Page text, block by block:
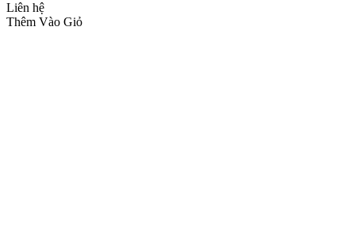
Liên hệ
Thêm Vào Giỏ